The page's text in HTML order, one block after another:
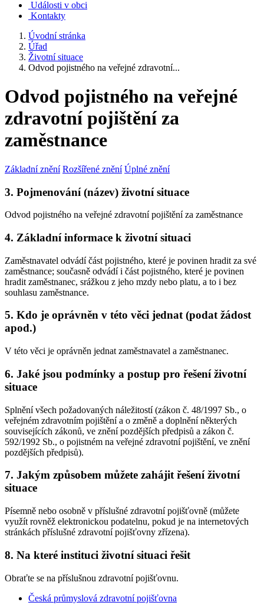
Události v obci
Kontakty
Úvodní stránka
Úřad
Životní situace
Odvod pojistného na veřejné zdravotní...
Odvod pojistného na veřejné
zdravotní pojištění za
zaměstnance
Základní znění Rozšířené znění Úplné znění
3. Pojmenování (název) životní situace
Odvod pojistného na veřejné zdravotní pojištění za zaměstnance
4. Základní informace k životní situaci
Zaměstnavatel odvádí část pojistného, které je povinen hradit za své
zaměstnance; současně odvádí i část pojistného, které je povinen
hradit zaměstnanec, srážkou z jeho mzdy nebo platu, a to i bez
souhlasu zaměstnance.
5. Kdo je oprávněn v této věci jednat (podat žádost
apod.)
V této věci je oprávněn jednat zaměstnavatel a zaměstnanec.
6. Jaké jsou podmínky a postup pro řešení životní
situace
Splnění všech požadovaných náležitostí (zákon č. 48/1997 Sb., o
veřejném zdravotním pojištění a o změně a doplnění některých
souvisejících zákonů, ve znění pozdějších předpisů a zákon č.
592/1992 Sb., o pojistném na veřejné zdravotní pojištění, ve znění
pozdějších předpisů).
7. Jakým způsobem můžete zahájit řešení životní
situace
Písemně nebo osobně v příslušné zdravotní pojišťovně (můžete
využít rovněž elektronickou podatelnu, pokud je na internetových
stránkách příslušné zdravotní pojišťovny zřízena).
8. Na které instituci životní situaci řešit
Obraťte se na příslušnou zdravotní pojišťovnu.
Česká průmyslová zdravotní pojišťovna